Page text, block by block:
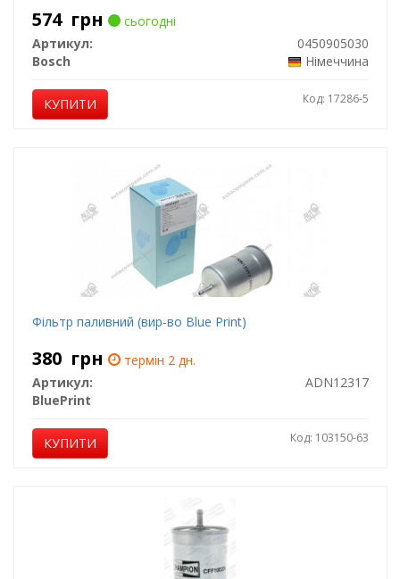
574 грн
сьогодні
Артикул:
0450905030
Bosch
Німеччина
КУПИТИ Код: 17286-5
Фільтр паливний (вир-во Blue Print)
380 грн
термін 2 дн.
Артикул:
ADN12317
BluePrint
КУПИТИ Код: 103150-63